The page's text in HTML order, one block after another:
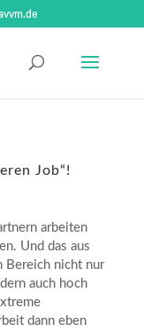
Job“!
arbeiten
Und das aus
Bereich nicht nur
auch hoch
dann eben